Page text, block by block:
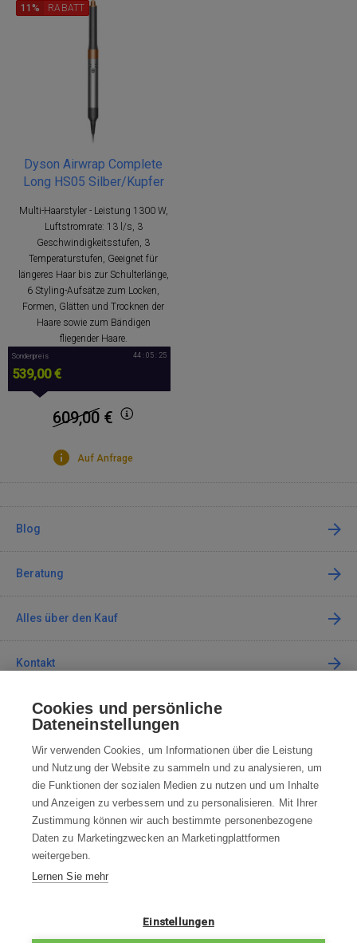
Dyson Airwrap Complete
Long HS05 Silber/Kupfer
Multi-Haarstyler - Leistung 1300 W,
Luftstromrate: 13 l/s, 3
Geschwindigkeitsstufen, 3
Temperaturstufen, Geeignet für
längeres Haar bis zur Schulterlänge,
6 Styling-Aufsätze zum Locken,
Formen, Glätten und Trocknen der
Haare sowie zum Bändigen
fliegender Haare.
11% RABATT
Sonderpreis
539,00 €
44 : 05 : 25
609,00 €
Auf Anfrage
Blog
Beratung
Alles über den Kauf
Kontakt
Kontaktieren Sie uns
info@robotworld.de
+49 25 197 159 962 Mo-Fr 8:00—16:00 Uhr
ALLE KONTAKTE
WIDERRUFSBELEHRUNG
DATENSCHUTZERKLÄRUNG
Cookies und persönliche
Dateneinstellungen
Wir verwenden Cookies, um Informationen über die Leistung
und Nutzung der Website zu sammeln und zu analysieren, um
die Funktionen der sozialen Medien zu nutzen und um Inhalte
und Anzeigen zu verbessern und zu personalisieren. Mit Ihrer
Zustimmung können wir auch bestimmte personenbezogene
Daten zu Marketingzwecken an Marketingplattformen
weitergeben.
Lernen Sie mehr
Einstellungen